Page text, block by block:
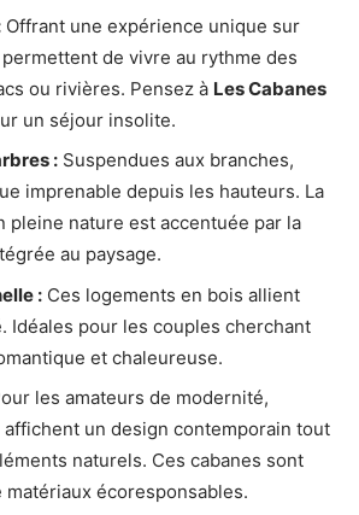
Offrant une expérience unique sur
permettent de vivre au rythme des
ou rivières. Pensez à Les Cabanes
un séjour insolite.
: Suspendues aux branches,
imprenable depuis les hauteurs. La
pleine nature est accentuée par la
au paysage.
: Ces logements en bois allient
Idéales pour les couples cherchant
et chaleureuse.
les amateurs de modernité,
un design contemporain tout
naturels. Ces cabanes sont
écoresponsables.